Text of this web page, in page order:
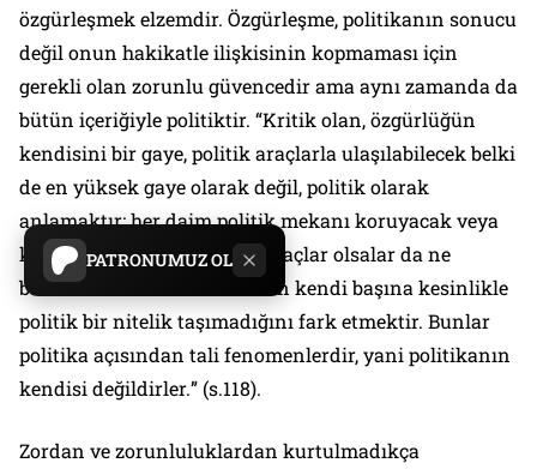
PATRONUMUZ OL
özgürleşmek elzemdir. Özgürleşme, politikanın sonucu
değil onun hakikatle ilişkisinin kopmaması için
gerekli olan zorunlu güvencedir ama aynı zamanda da
bütün içeriğiyle politiktir. “Kritik olan, özgürlüğün
kendisini bir gaye, politik araçlarla ulaşılabilecek belki
de en yüksek gaye olarak değil, politik olarak
anlamaktır; her daim politik mekanı koruyacak veya
kuracak veya genişletecek araçlar olsalar da ne
baskının ne de kaba kuvvetin kendi başına kesinlikle
politik bir nitelik taşımadığını fark etmektir. Bunlar
politika açısından tali fenomenlerdir, yani politikanın
kendisi değildirler.” (s.118).
Zordan ve zorunluluklardan kurtulmadıkça